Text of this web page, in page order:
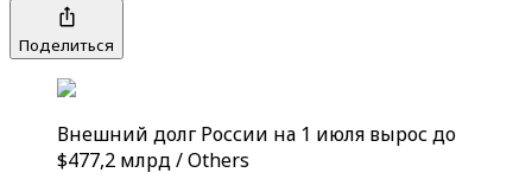
Поделиться
Внешний долг России на 1 июля вырос до
$477,2 млрд / Others